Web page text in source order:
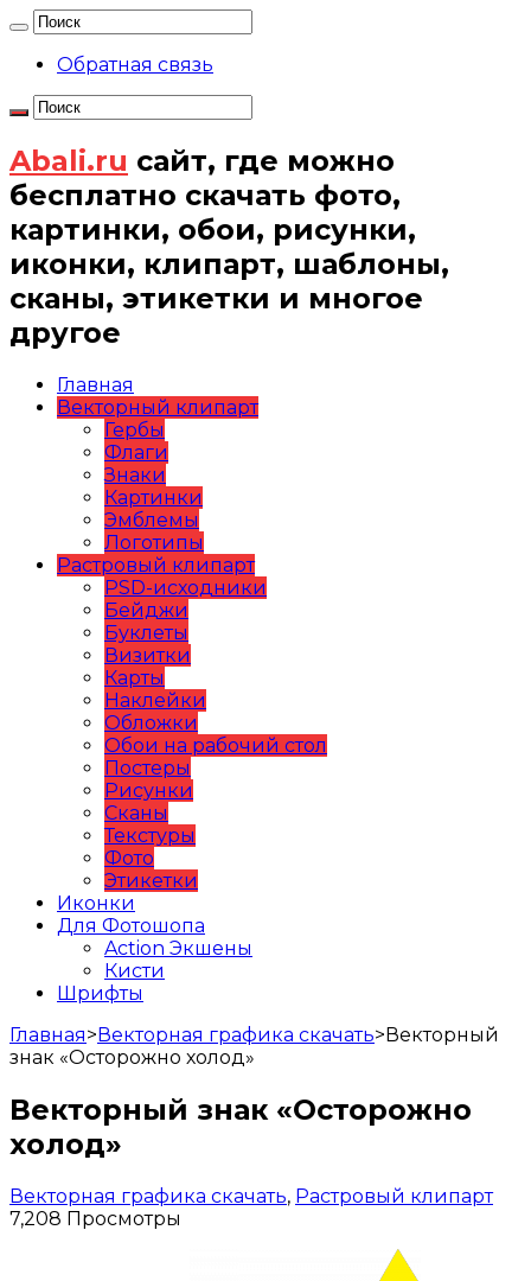
Обратная связь
Abali.ru сайт, где можно
бесплатно скачать фото,
картинки, обои, рисунки,
иконки, клипарт, шаблоны,
сканы, этикетки и многое
другое
Главная
Векторный клипарт
Гербы
Флаги
Знаки
Картинки
Эмблемы
Логотипы
Растровый клипарт
PSD-исходники
Бейджи
Буклеты
Визитки
Карты
Наклейки
Обложки
Обои на рабочий стол
Постеры
Рисунки
Сканы
Текстуры
Фото
Этикетки
Иконки
Для Фотошопа
Action Экшены
Кисти
Шрифты
Главная>Векторная графика скачать>Векторный
знак «Осторожно холод»
Векторный знак «Осторожно
холод»
Векторная графика скачать, Растровый клипарт
7,208 Просмотры